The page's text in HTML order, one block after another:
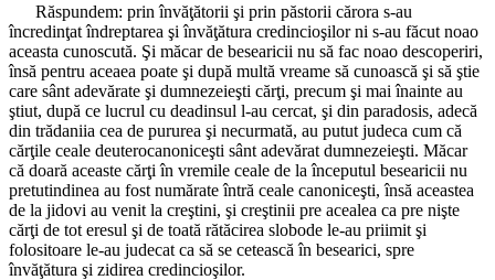
Răspundem: prin învăţătorii şi prin păstorii cărora s-au
încredinţat îndreptarea şi învăţătura credincioşilor ni s-au făcut noao
aceasta cunoscută. Şi măcar de besearicii nu să fac noao descoperiri,
însă pentru aceaea poate şi după multă vreame să cunoască şi să ştie
care sânt adevărate şi dumnezeieşti cărţi, precum şi mai înainte au
ştiut, după ce lucrul cu deadinsul l-au cercat, şi din paradosis, adecă
din trădaniia cea de pururea şi necurmată, au putut judeca cum că
cărţile ceale deuterocanoniceşti sânt adevărat dumnezeieşti. Măcar
că doară aceaste cărţi în vremile ceale de la începutul besearicii nu
pretutindinea au fost numărate întră ceale canoniceşti, însă aceastea
de la jidovi au venit la creştini, şi creştinii pre acealea ca pre nişte
cărţi de tot eresul şi de toată rătăcirea slobode le-au priimit şi
folositoare le-au judecat ca să se cetească în besearici, spre
învăţătura şi zidirea credincioşilor.